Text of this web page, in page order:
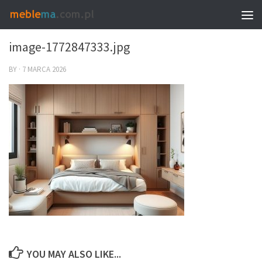
0
image-1772847333.jpg
BY · 7 MARCA 2026
YOU MAY ALSO LIKE...